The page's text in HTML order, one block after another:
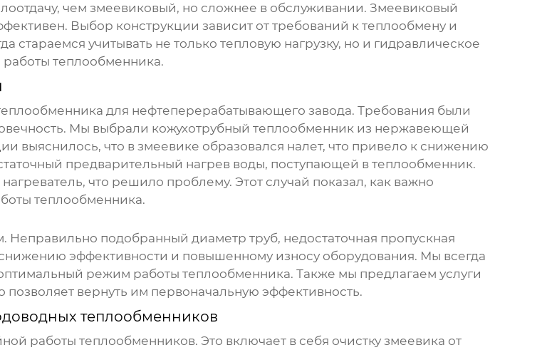
чем змеевиковый, но сложнее в обслуживании. Змеевиковый
Выбор конструкции зависит от требований к теплообмену и
стараемся учитывать не только тепловую нагрузку, но и гидравлическое
теплообменника.
для нефтеперерабатывающего завода. Требования были
Мы выбрали кожухотрубный теплообменникиз нержавеющей
выяснилось, что в змеевике образовался налет, что привело к снижению
предварительный нагрев воды, поступающей в теплообменник.
что решило проблему. Этот случай показал, как важно
теплообменника.
подобранный диаметр труб, недостаточная пропускная
эффективности и повышенному износу оборудования. Мы всегда
режим работы теплообменника. Также мы предлагаем услуги
позволяет вернуть им первоначальную эффективность.
теплообменников
работы теплообменников. Это включает в себя очистку змеевика от